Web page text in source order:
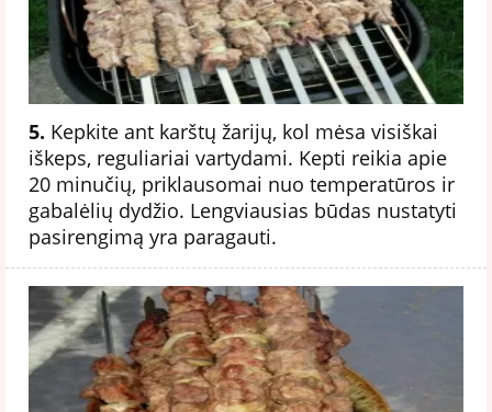
5. Kepkite ant karštų žarijų, kol mėsa visiškai
iškeps, reguliariai vartydami. Kepti reikia apie
20 minučių, priklausomai nuo temperatūros ir
gabalėlių dydžio. Lengviausias būdas nustatyti
pasirengimą yra paragauti.